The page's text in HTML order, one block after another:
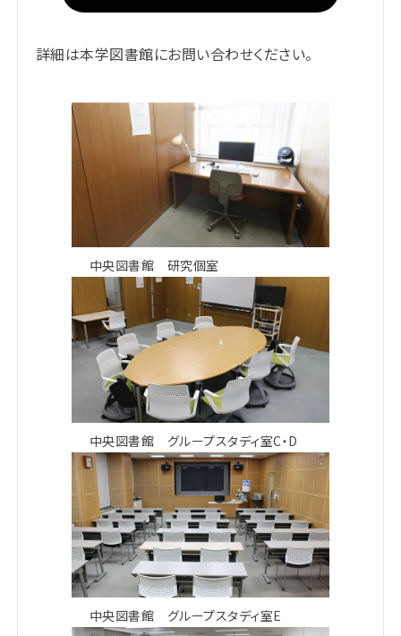
詳細は本学図書館にお問い合わせください。
中央図書館 研究個室
中央図書館 グループスタディ室C・D
中央図書館 グループスタディ室E